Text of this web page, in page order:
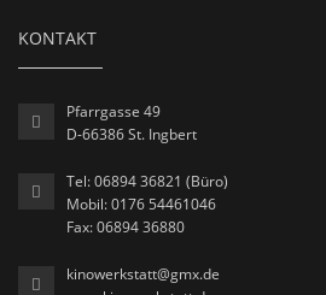
KONTAKT
Pfarrgasse 49
D-66386 St. Ingbert
Tel: 06894 36821 (Büro)
Mobil: 0176 54461046
Fax: 06894 36880
kinowerkstatt@gmx.de